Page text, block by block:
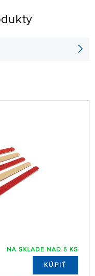
NA SKLADE NAD 5 KS
KÚPIŤ